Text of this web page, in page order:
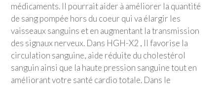
médicaments. Il pourrait aider à améliorer la quantité
de sang pompée hors du coeur qui va élargir les
vaisseaux sanguins et en augmentant la transmission
des signaux nerveux. Dans HGH-X2 , Il favorise la
circulation sanguine, aide réduite du cholestérol
sanguin ainsi que la haute pression sanguine tout en
améliorant votre santé cardio totale. Dans le